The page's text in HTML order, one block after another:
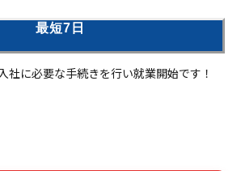
最短7日
社に必要な手続きを行い就業開始です！